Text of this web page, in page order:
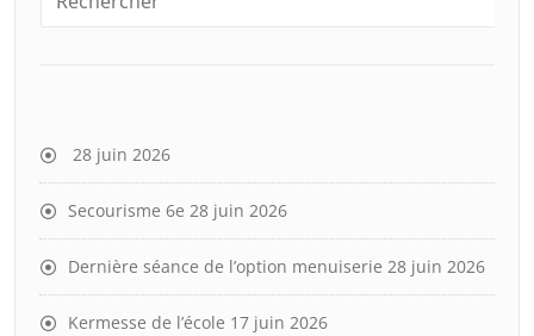
28 juin 2026
Secourisme 6e 28 juin 2026
Dernière séance de l’option menuiserie 28 juin 2026
Kermesse de l’école 17 juin 2026